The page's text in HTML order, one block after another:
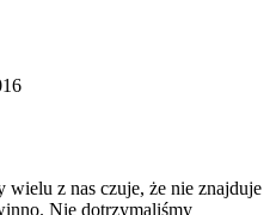
z nas czuje, że nie znajduje
Nie dotrzymaliśmy